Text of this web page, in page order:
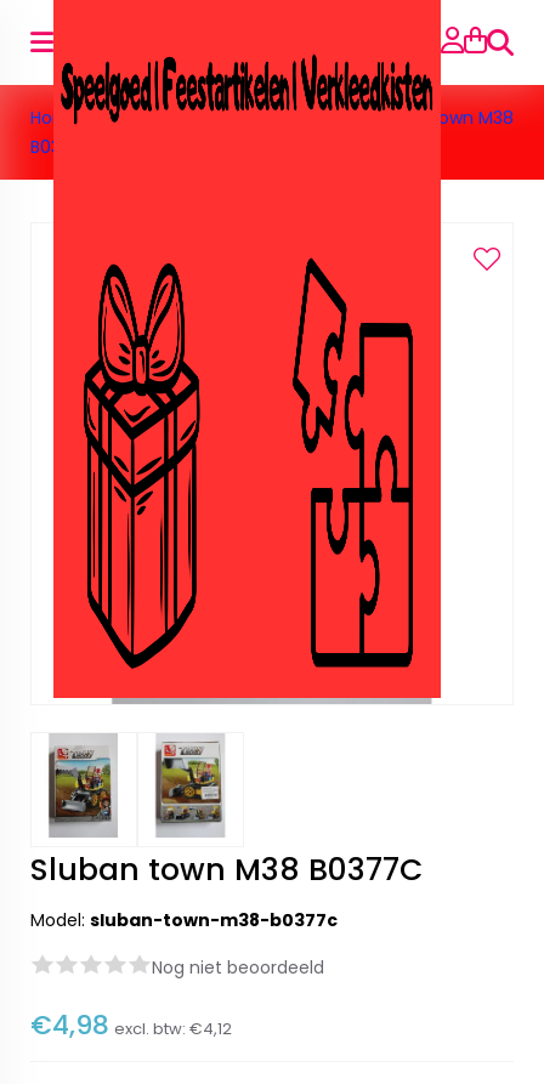
Home >Speelgoed > Nep lego/Sluban > Sluban town M38
B0377C
Sluban town M38 B0377C
Model: sluban-town-m38-b0377c
Nog niet beoordeeld
€4,98 excl. btw: €4,12